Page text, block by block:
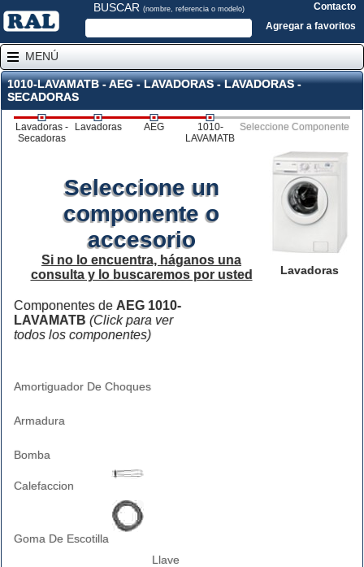
BUSCAR (nombre, referencia o modelo)
Contacto
Agregar a favoritos
MENÚ
1010-LAVAMATB - AEG - LAVADORAS - LAVADORAS -
SECADORAS
Lavadoras -
Secadoras
Lavadoras AEG
1010-
LAVAMATB
Seleccione Componente
Lavadoras
Seleccione un
componente o
accesorio
Si no lo encuentra, háganos una
consulta y lo buscaremos por usted
Componentes de AEG 1010-
LAVAMATB (Click para ver
todos los componentes)
Amortiguador De Choques
Armadura
Bomba
Calefaccion
Goma De Escotilla
Llave